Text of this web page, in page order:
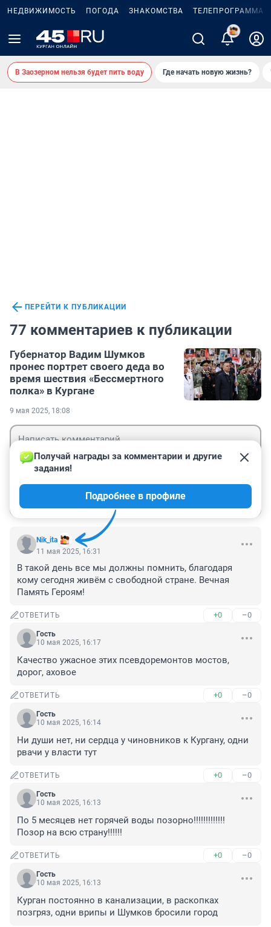
НЕДВИЖИМОСТЬ ПОГОДА ЗНАКОМСТВА ТЕЛЕПРОГРАММА
В Заозерном нельзя будет пить воду Где начать новую жизнь?
ПЕРЕЙТИ К ПУБЛИКАЦИИ
77 комментариев к публикации
Губернатор Вадим Шумков
пронес портрет своего деда во
время шествия «Бессмертного
полка» в Кургане
9 мая 2025, 18:08
Nik_ita
Получай награды за комментарии и другие
задания!
Подробнее в профиле
11 мая 2025, 16:31
В такой день все мы должны помнить, благодаря
кому сегодня живём с свободной стране. Вечная
Память Героям!
ОТВЕТИТЬ +0 –0
Гость
10 мая 2025, 16:17
Качество ужасное этих псевдоремонтов мостов,
дорог, аховое
ОТВЕТИТЬ +0 –0
Гость
10 мая 2025, 16:14
Ни души нет, ни сердца у чиновников к Кургану, одни
рвачи у власти тут
ОТВЕТИТЬ +0 –0
Гость
10 мая 2025, 16:13
По 5 месяцев нет горячей воды позорно!!!!!!!!!!!!!
Позор на всю страну!!!!!!
ОТВЕТИТЬ +0 –0
Гость
10 мая 2025, 16:13
Курган постоянно в канализации, в раскопках
позгряз, одни врипы и Шумков бросили город